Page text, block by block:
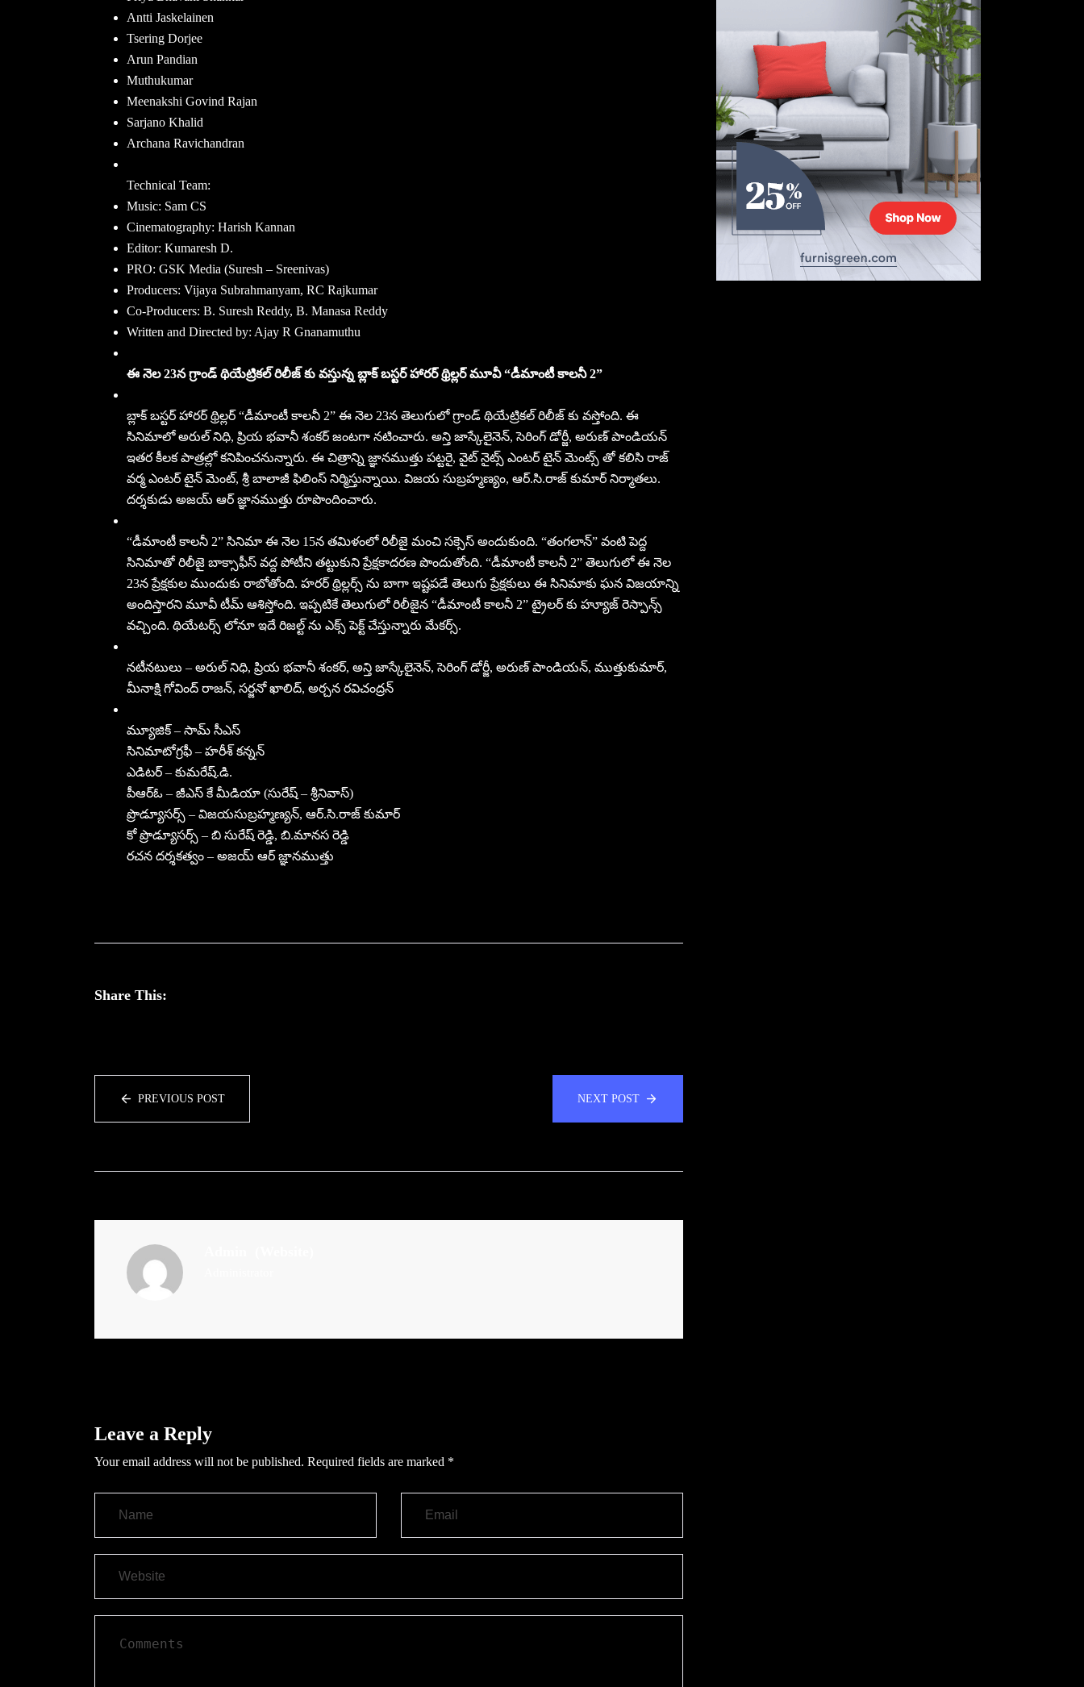
Antti Jaskelainen
Tsering Dorjee
Arun Pandian
Muthukumar
Meenakshi Govind Rajan
Sarjano Khalid
Archana Ravichandran
Technical Team:
Music: Sam CS
Cinematography: Harish Kannan
Editor: Kumaresh D.
PRO: GSK Media (Suresh – Sreenivas)
Producers: Vijaya Subrahmanyam, RC Rajkumar
Co-Producers: B. Suresh Reddy, B. Manasa Reddy
Written and Directed by: Ajay R Gnanamuthu
ఈ నెల 23న గ్రాండ్ థియేట్రికల్ రిలీజ్ కు వస్తున్న బ్లాక్ బస్టర్ హారర్ థ్రిల్లర్ మూవీ “డీమాంటీ కాలనీ 2”
బ్లాక్ బస్టర్ హారర్ థ్రిల్లర్ “డీమాంటీ కాలనీ 2” ఈ నెల 23న తెలుగులో గ్రాండ్ థియేట్రికల్ రిలీజ్ కు వస్తోంది. ఈ
సినిమాలో అరుల్ నిధి, ప్రియ భవానీ శంకర్ జంటగా నటించారు. అన్తి జాస్కేలైనెన్, సెరింగ్ డోర్జీ, అరుణ్ పాండియన్
ఇతర కీలక పాత్రల్లో కనిపించనున్నారు. ఈ చిత్రాన్ని జ్ఞానముత్తు పట్టరై, వైట్ నైట్స్ ఎంటర్ టైన్ మెంట్స్ తో కలిసి రాజ్
వర్మ ఎంటర్ టైన్ మెంట్, శ్రీ బాలాజీ ఫిలింస్ నిర్మిస్తున్నాయి. విజయ సుబ్రహ్మణ్యం, ఆర్.సి.రాజ్ కుమార్ నిర్మాతలు.
దర్శకుడు అజయ్ ఆర్ జ్ఞానముత్తు రూపొందించారు.
“డీమాంటీ కాలనీ 2” సినిమా ఈ నెల 15న తమిళంలో రిలీజై మంచి సక్సెస్ అందుకుంది. “తంగలాన్” వంటి పెద్ద
సినిమాతో రిలీజై బాక్సాఫీస్ వద్ద పోటీని తట్టుకుని ప్రేక్షకాదరణ పొందుతోంది. “డీమాంటీ కాలనీ 2” తెలుగులో ఈ నెల
23న ప్రేక్షకుల ముందుకు రాబోతోంది. హరర్ థ్రిల్లర్స్ ను బాగా ఇష్టపడే తెలుగు ప్రేక్షకులు ఈ సినిమాకు ఘన విజయాన్ని
అందిస్తారని మూవీ టీమ్ ఆశిస్తోంది. ఇప్పటికే తెలుగులో రిలీజైన “డీమాంటీ కాలనీ 2” ట్రైలర్ కు హ్యూజ్ రెస్పాన్స్
వచ్చింది. థియేటర్స్ లోనూ ఇదే రిజల్ట్ ను ఎక్స్ పెక్ట్ చేస్తున్నారు మేకర్స్.
నటీనటులు – అరుల్ నిధి, ప్రియ భవానీ శంకర్, అన్తి జాస్కేలైనెన్, సెరింగ్ డోర్జీ, అరుణ్ పాండియన్, ముత్తుకుమార్,
మీనాక్షి గోవింద్ రాజన్, సర్జనో ఖాలిద్, అర్చన రవిచంద్రన్
మ్యూజిక్ – సామ్ సీఎస్
సినిమాటోగ్రఫీ – హరీశ్ కన్నన్
ఎడిటర్ – కుమరేష్.డి.
పీఆర్ఓ – జీఎస్ కే మీడియా (సురేష్ – శ్రీనివాస్)
ప్రొడ్యూసర్స్ – విజయసుబ్రహ్మణ్యన్, ఆర్.సి.రాజ్ కుమార్
కో ప్రొడ్యూసర్స్ – బి సురేష్ రెడ్డి, బి.మానస రెడ్డి
రచన దర్శకత్వం – అజయ్ ఆర్ జ్ఞానముత్తు
Share This:
PREVIOUS POST NEXT POST
Leave a Reply
Your email address will not be published. Required fields are marked *